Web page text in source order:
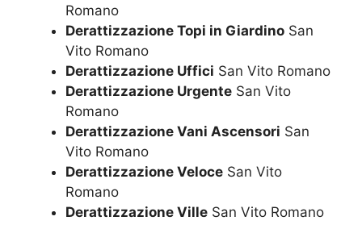
Romano
Derattizzazione Topi in Giardino San
Vito Romano
Derattizzazione Uffici San Vito Romano
Derattizzazione Urgente San Vito
Romano
Derattizzazione Vani Ascensori San
Vito Romano
Derattizzazione Veloce San Vito
Romano
Derattizzazione Ville San Vito Romano